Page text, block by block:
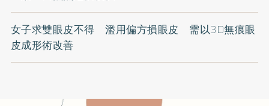
女子求雙眼皮不得 濫用偏方損眼皮 需以3D無痕眼
皮成形術改善